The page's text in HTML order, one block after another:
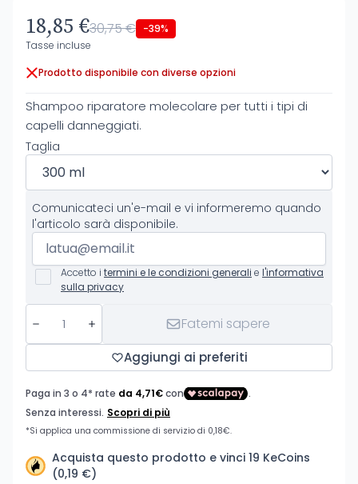
18,85 €30,75 € -39%
Tasse incluse
Prodotto disponibile con diverse opzioni
Shampoo riparatore molecolare per tutti i tipi di
capelli danneggiati.
Taglia
Comunicateci un'e-mail e vi informeremo quando
l'articolo sarà disponibile.
Accetto i termini e le condizioni generali e l'informativa
sulla privacy
Fatemi sapere
Aggiungi ai preferiti
Acquista questo prodotto e vinci 19 KeCoins
(0,19 €)